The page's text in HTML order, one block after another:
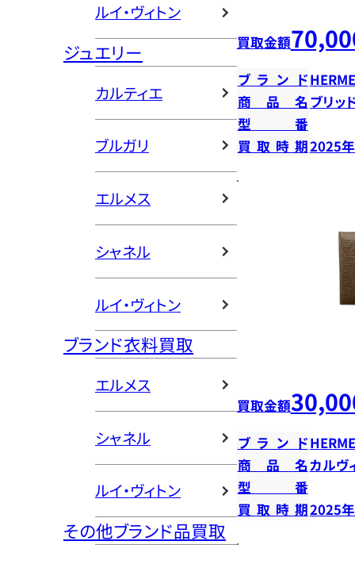
ルイ・ヴィトン
ジュエリー
カルティエ
ブルガリ
エルメス
シャネル
ルイ・ヴィトン
ブランド衣料買取
エルメス
シャネル
ルイ・ヴィトン
その他ブランド品買取
買取金額
ブランド
商品名 ブリッ
型番
買取時期2025
買取金額
ブランド
商品名カルヴ
型番
買取時期2025